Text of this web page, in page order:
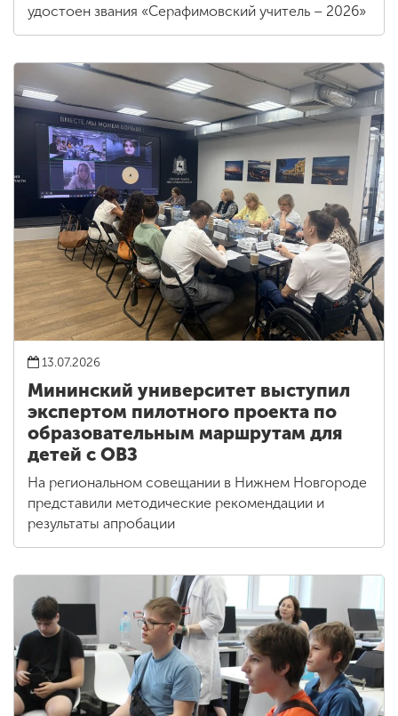
удостоен звания «Серафимовский учитель – 2026»
13.07.2026
Мининский университет выступил
экспертом пилотного проекта по
образовательным маршрутам для
детей с ОВЗ
На региональном совещании в Нижнем Новгороде
представили методические рекомендации и
результаты апробации